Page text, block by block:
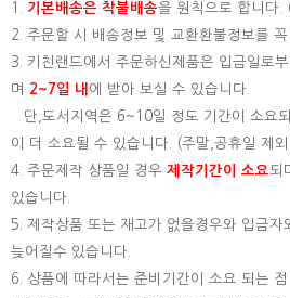
1. 기본배송은 착불배송을 원칙으로 합니다.
2. 주문할 시 배송정보 및 교환환불정보를
3. 키친랜드에서 주문하신제품은 입금일로
며
2~7일 내 에 받아 보실 수 있습니다.
단,도서지역은 6~10일 정도 기간이 소요
이 더 소요될 수 있습니다. (주말,공휴일 제
4. 주문제작 상품일 경우 제작기간이 소요되
있습니다.
5. 제작상품 또는 재고가 없을경우와 입금자
늦어질수 있습니다.
6. 상품에 따라서는 준비기간이 소요 되는